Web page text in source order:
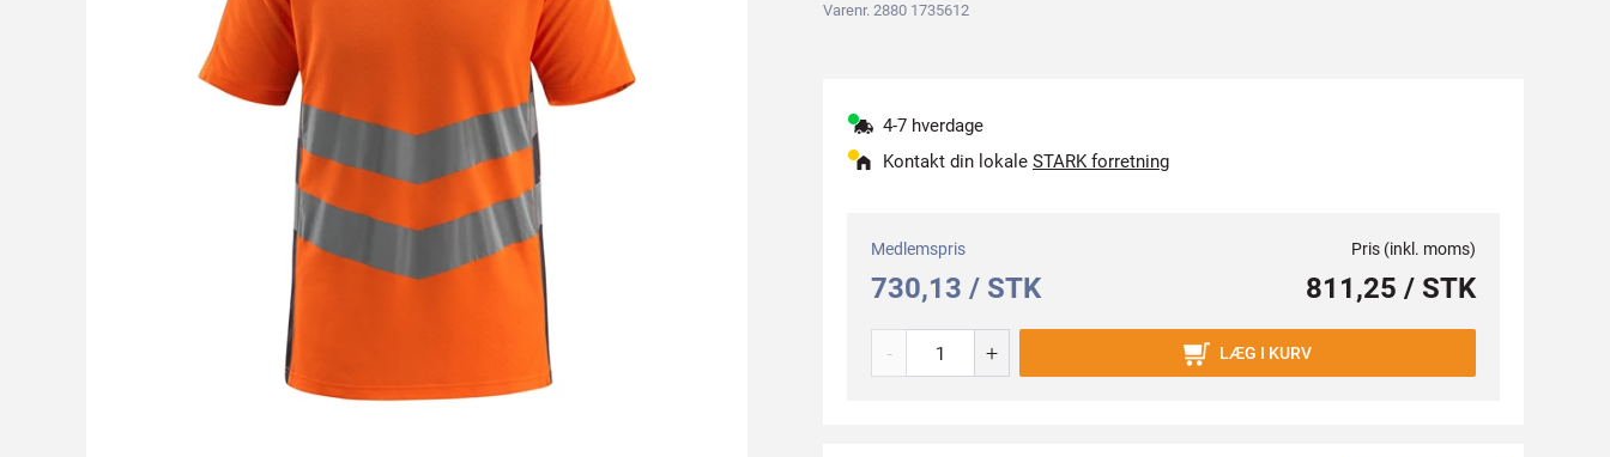
Varenr. 2880 1735612
4-7 hverdage
Kontakt din lokale STARK forretning
Medlemspris
730,13 / STK
Pris (inkl. moms)
811,25 / STK
- + LÆG I KURV